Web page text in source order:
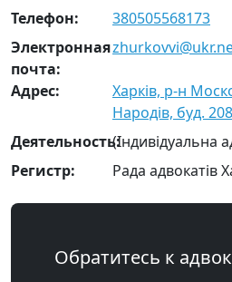
Телефон:
380505568173
Электронная
почта:
Адрес:
Харків, р-н
Народів, буд.
Деятельность:(Індивідуальна
Регистр:
Рада адвокатів
Обратитесь к